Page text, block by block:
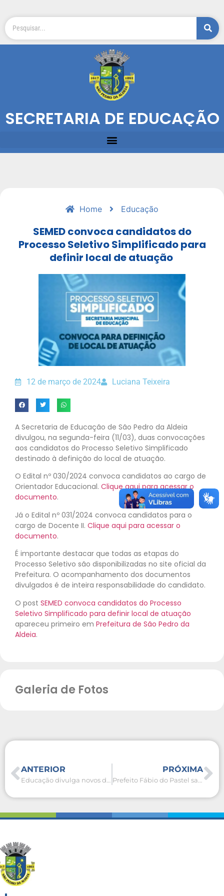
SECRETARIA DE EDUCAÇÃO
Home Educação
SEMED convoca candidatos do
Processo Seletivo Simplificado para
definir local de atuação
12 de março de 2024 Luciana Teixeira
A Secretaria de Educação de São Pedro da Aldeia
divulgou, na segunda-feira (11/03), duas convocações
aos candidatos do Processo Seletivo Simplificado
destinado à definição do local de atuação.
O Edital nº 030/2024 convoca candidatos ao cargo de
Orientador Educacional. Clique aqui para acessar o
documento.
Já o Edital nº 031/2024 convoca candidatos para o
cargo de Docente II. Clique aqui para acessar o
documento.
É importante destacar que todas as etapas do
Processo Seletivo são disponibilizadas no site oficial da
Prefeitura. O acompanhamento dos documentos
divulgados é de inteira responsabilidade do candidato.
O post SEMED convoca candidatos do Processo
Seletivo Simplificado para definir local de atuação
apareceu primeiro em Prefeitura de São Pedro da
Aldeia.
Galeria de Fotos
ANTERIOR PRÓXIMA